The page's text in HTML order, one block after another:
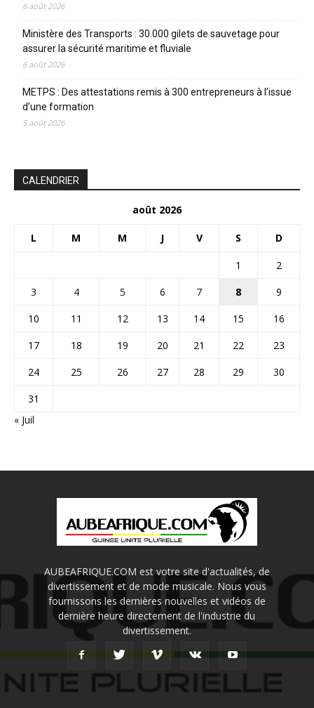
6 août 2026
Ministère des Transports : 30.000 gilets de sauvetage pour
assurer la sécurité maritime et fluviale
6 août 2026
METPS : Des attestations remis à 300 entrepreneurs à l’issue
d’une formation
5 août 2026
CALENDRIER
août 2026
L M M J V S D
1
2
3
4 5 6 7 8
9
10
11 12 13 14 15
16
17
18 19 20 21 22
23
24
25 26 27 28 29
30
31
« Juil
AUBEAFRIQUE.COM est votre site d'actualités, de
divertissement et de mode musicale. Nous vous
fournissons les dernières nouvelles et vidéos de
dernière heure directement de l'industrie du
divertissement.